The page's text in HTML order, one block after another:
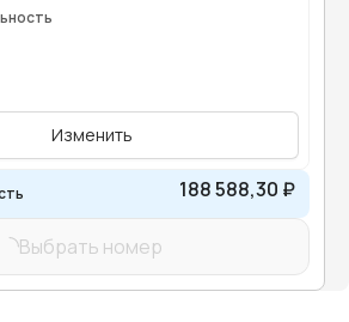
Изменить
188 588,30 ₽
Выбрать номер